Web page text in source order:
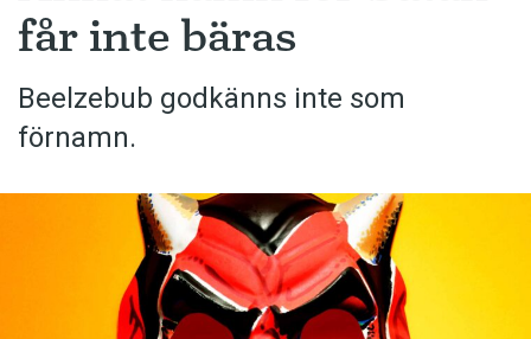
Artiklar
Krönikor
Språkfrågor
Bokrecensioner
får inte bäras
Beelzebub godkänns inte som
förnamn.